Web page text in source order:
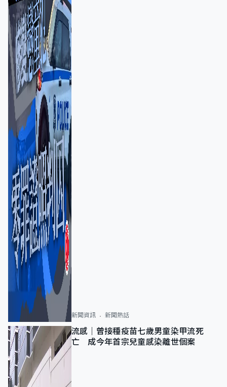
新聞資訊 新聞熱話
流感｜曾接種疫苗七歲男童染甲流死
亡 成今年首宗兒童感染離世個案